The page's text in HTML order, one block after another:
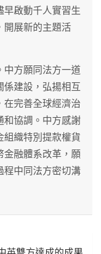
早啟動千人實習生
開展新的主題活
中方願同法方一道
係建設，弘揚相互
在完善全球經濟治
和協調。中方感謝
組織特別提款權貨
金融體系改革，願
程中同法方密切溝